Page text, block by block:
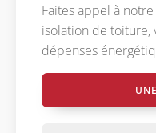
Faites appel à
isolation de toiture,
dépenses